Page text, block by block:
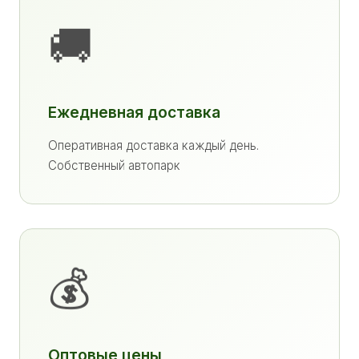
🚚
Ежедневная доставка
Оперативная доставка каждый день.
Собственный автопарк
💰
Оптовые цены